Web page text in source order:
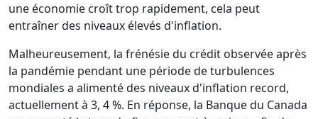
une économie croît trop rapidement, cela peut
entraîner des niveaux élevés d'inflation.
Malheureusement, la frénésie du crédit observée après
la pandémie pendant une période de turbulences
mondiales a alimenté des niveaux d'inflation record,
actuellement à 3, 4 %. En réponse, la Banque du Canada